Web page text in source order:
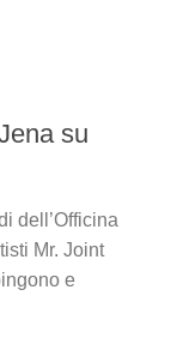
su
dell’Officina
Mr. Joint
e